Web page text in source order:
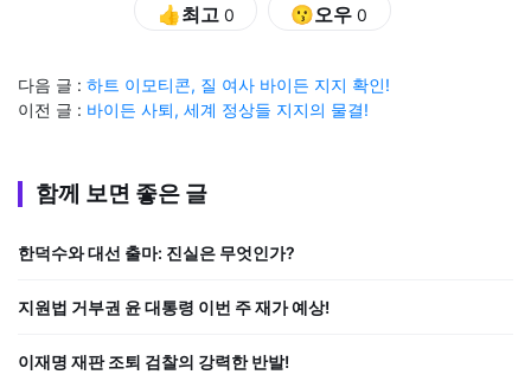
👍최고 0 😗오우0
다음 글 : 하트 이모티콘, 질 여사 바이든 지지 확인!
이전 글 : 바이든 사퇴, 세계 정상들 지지의 물결!
함께 보면 좋은 글
한덕수와 대선 출마: 진실은 무엇인가?
지원법 거부권 윤 대통령 이번 주 재가 예상!
이재명 재판 조퇴 검찰의 강력한 반발!